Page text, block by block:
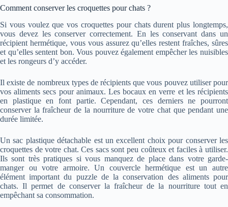
Comment conserver les croquettes pour chats ?
Si vous voulez que vos croquettes pour chats durent plus longtemps,
vous devez les conserver correctement. En les conservant dans un
récipient hermétique, vous vous assurez qu’elles restent fraîches, sûres
et qu’elles sentent bon. Vous pouvez également empêcher les nuisibles
et les rongeurs d’y accéder.
Il existe de nombreux types de récipients que vous pouvez utiliser pour
vos aliments secs pour animaux. Les bocaux en verre et les récipients
en plastique en font partie. Cependant, ces derniers ne pourront
conserver la fraîcheur de la nourriture de votre chat que pendant une
durée limitée.
Un sac plastique détachable est un excellent choix pour conserver les
croquettes de votre chat. Ces sacs sont peu coûteux et faciles à utiliser.
Ils sont très pratiques si vous manquez de place dans votre garde-
manger ou votre armoire. Un couvercle hermétique est un autre
élément important du puzzle de la conservation des aliments pour
chats. Il permet de conserver la fraîcheur de la nourriture tout en
empêchant sa consommation.